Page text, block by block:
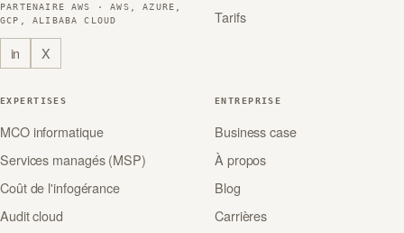
PARTENAIRE AWS · AWS, AZURE,
GCP, ALIBABA CLOUD
in X
Tarifs
EXPERTISES
MCO informatique
Services managés (MSP)
Coût de l'infogérance
Audit cloud
ENTREPRISE
Business case
À propos
Blog
Carrières